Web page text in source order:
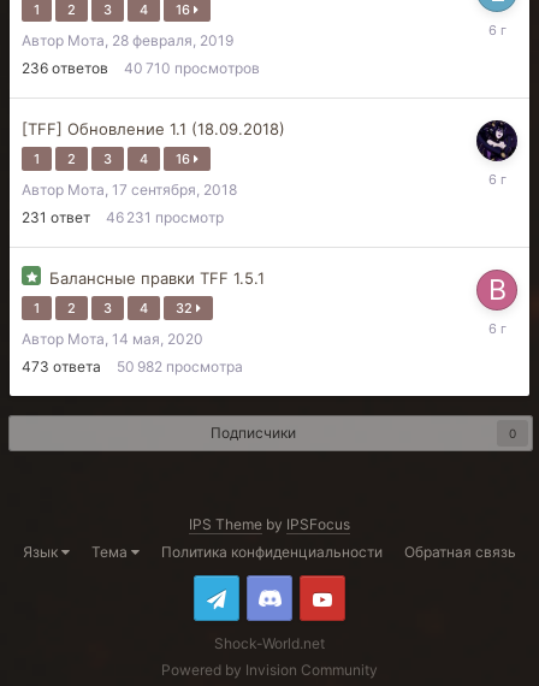
1 2 3 4 16
Автор Мота, 28 февраля, 2019
236 ответов 40 710 просмотров
16
[TFF] Обновление 1.1 (18.09.2018)
1 2 3 4 16
Автор Мота, 17 сентября, 2018
231 ответ 46 231 просмотр
28
Балансные правки TFF 1.5.1
1 2 3 4 32
Автор Мота, 14 мая, 2020
473 ответа 50 982 просмотра
22
Подписчики 0
IPS Theme by IPSFocus
Язык
Тема Политика конфиденциальности Обратная связь
Shock-World.net
Powered by Invision Community